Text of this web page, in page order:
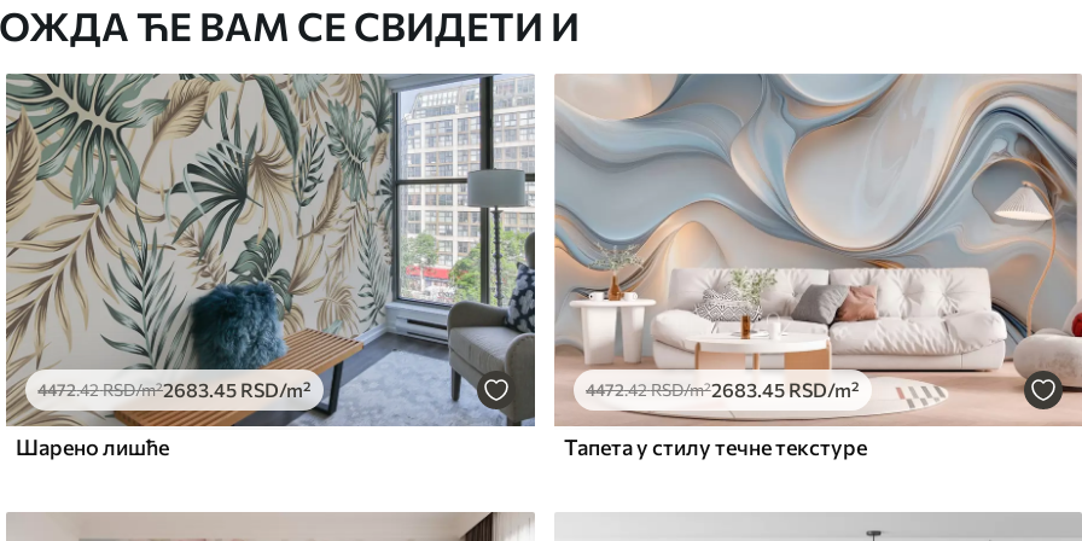
меким сунђером. Позадине са
се очистити водом.
.003315 .00 RSD/m²
and Stick
.674900.00RSD/m²
ЋЕ ВАМ СЕ СВИДЕТИ И
4472.42RSD/m²2683 .45 RSD/m²
Шарено лишће
4472.42RSD/m²2683.45 RSD/m²
Тапета у стилу течне текстуре